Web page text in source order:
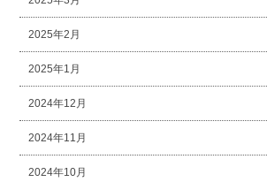
2025年2月
2025年1月
2024年12月
2024年11月
2024年10月